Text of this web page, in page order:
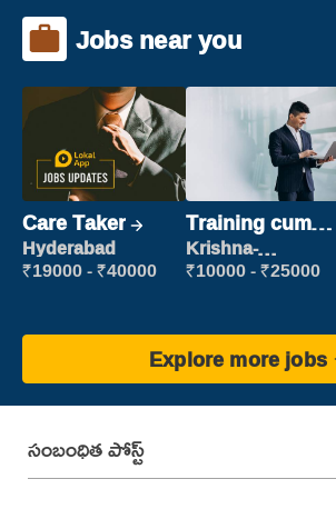
Jobs near you
Care Taker
Hyderabad
₹19000 - ₹40000
Training cum
Placement
Krishna-
vijayawada
₹10000 - ₹25000
Explore more jobs
సంబంధిత పోస్ట్